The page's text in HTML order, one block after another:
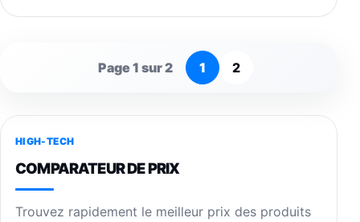
Page 1 sur 2 1 2
HIGH-TECH
COMPARATEUR DE PRIX
Trouvez rapidement le meilleur prix des produits